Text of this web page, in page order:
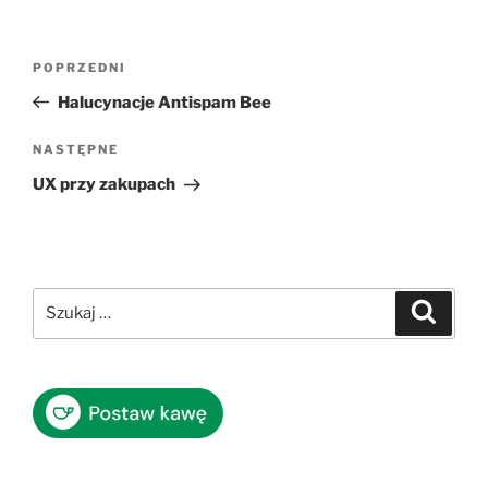
Poprzedni
wpis
POPRZEDNI
Halucynacje Antispam Bee
Następny
wpis
NASTĘPNE
UX przy zakupach